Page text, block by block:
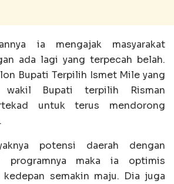
ia mengajak masyarakat
ada lagi yang terpecah belah.
Bupati Terpilih Ismet Mile yang
wakil Bupati terpilih Risman
untuk terus mendorong
potensi daerah dengan
programnya maka ia optimis
semakin maju. Dia juga